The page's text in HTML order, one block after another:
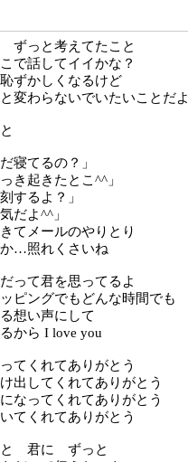
ずっと考えてたこと
で話してイイかな？
ずかしくなるけど
変わらないでいたいことだよ
だ寝てるの？」
っき起きたとこ^^」
刻するよ？」
気だよ^^」
てメールのやりとり
…照れくさいね
って君を思ってるよ
ピングでもどんな時間でも
想い声にして
から I love you
てくれてありがとう
出してくれてありがとう
なってくれてありがとう
てくれてありがとう
と 君に ずっと